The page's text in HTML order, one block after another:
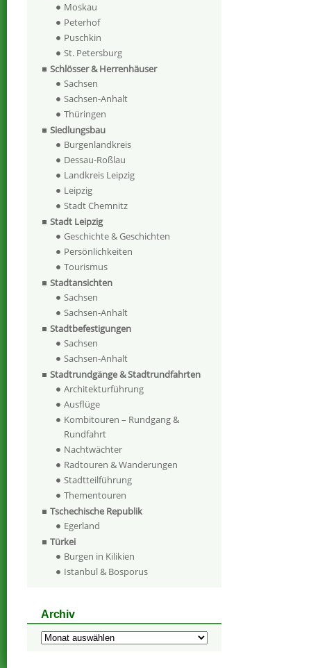
Moskau
Peterhof
Puschkin
St. Petersburg
Schlösser & Herrenhäuser
Sachsen
Sachsen-Anhalt
Thüringen
Siedlungsbau
Burgenlandkreis
Dessau-Roßlau
Landkreis Leipzig
Leipzig
Stadt Chemnitz
Stadt Leipzig
Geschichte & Geschichten
Persönlichkeiten
Tourismus
Stadtansichten
Sachsen
Sachsen-Anhalt
Stadtbefestigungen
Sachsen
Sachsen-Anhalt
Stadtrundgänge & Stadtrundfahrten
Architekturführung
Ausflüge
Kombitouren – Rundgang &
Rundfahrt
Nachtwächter
Radtouren & Wanderungen
Stadtteilführung
Thementouren
Tschechische Republik
Egerland
Türkei
Burgen in Kilikien
Istanbul & Bosporus
Archiv
Archiv